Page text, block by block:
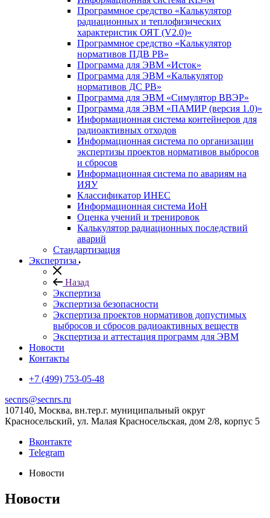
Программное средство «Калькулятор
радиационных и теплофизических
характеристик ОЯТ (V2.0)»
Программное средство «Калькулятор
нормативов ПДВ РВ»
Программа для ЭВМ «Исток»
Программа для ЭВМ «Калькулятор
нормативов ДС РВ»
Программа для ЭВМ «Симулятор ВВЭР»
Программа для ЭВМ «ПАМИР (версия 1.0)»
Информационная система контейнеров для
радиоактивных отходов
Информационная система по организации
экспертизы проектов нормативов выбросов
и сбросов
Информационная система по авариям на
ИЯУ
Классификатор ИНЕС
Информационная система ИоН
Оценка учений и тренировок
Калькулятор радиационных последствий
аварий
Стандартизация
Экспертиза
Назад
Экспертиза
Экспертиза безопасности
Экспертиза проектов нормативов допустимых
выбросов и сбросов радиоактивных веществ
Экспертиза и аттестация программ для ЭВМ
Новости
Контакты
+7 (499) 753-05-48
secnrs@secnrs.ru
107140, Москва, вн.тер.г. муниципальный округ
Красносельский, ул. Малая Красносельская, дом 2/8, корпус 5
Вконтакте
Telegram
Новости
Новости